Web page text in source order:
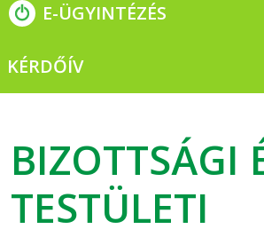
E-ÜGYINTÉZÉS
KÉRDŐÍV
BIZOTTSÁGI
TESTÜLETI